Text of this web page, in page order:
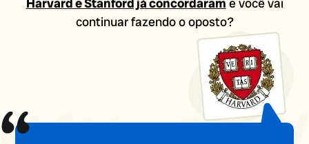
Harvard e Stanford já concordaram e você vai
continuar fazendo o oposto?